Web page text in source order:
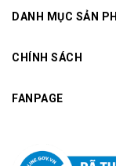
DANH MỤC SẢN
CHÍNH SÁCH
FANPAGE